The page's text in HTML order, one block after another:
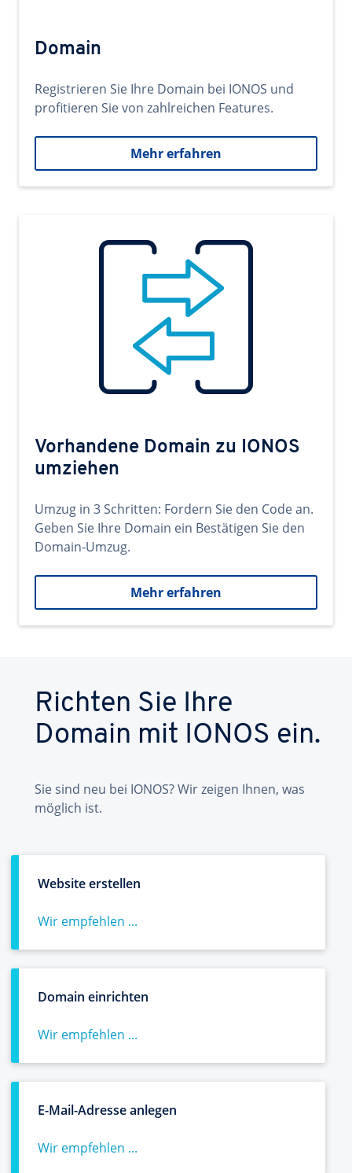
Domain
Registrieren Sie Ihre Domain bei IONOS und
profitieren Sie von zahlreichen Features.
Mehr erfahren
Vorhandene Domain zu IONOS
umziehen
Umzug in 3 Schritten: Fordern Sie den Code an.
Geben Sie Ihre Domain ein Bestätigen Sie den
Domain-Umzug.
Mehr erfahren
Richten Sie Ihre
Domain mit IONOS ein.
Sie sind neu bei IONOS? Wir zeigen Ihnen, was
möglich ist.
Website erstellen
Wir empfehlen ...
Domain einrichten
Wir empfehlen ...
E-Mail-Adresse anlegen
Wir empfehlen ...